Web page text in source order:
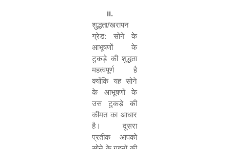
ii.
शुद्धता/खरापन
ग्रेड: सोने के
आभूषणों के
टुकड़े की शुद्धता
महत्वपूर्ण है
क्योंकि यह सोने
के आभूषणों के
उस टुकड़े की
कीमत का आधार
है। दूसरा
प्रतीक आपको